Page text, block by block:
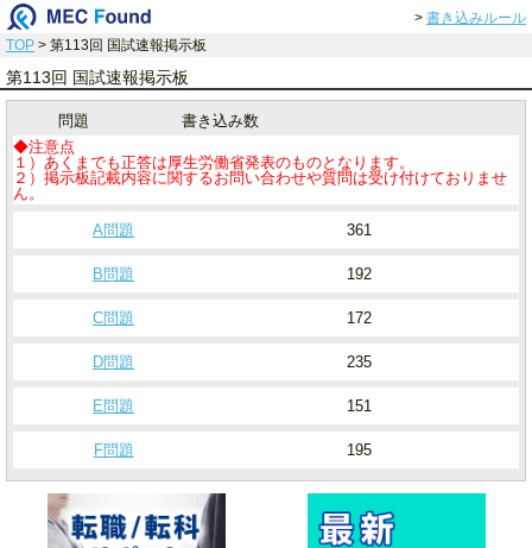
> 書き込みルール
TOP > 第113回 国試速報掲示板
第113回 国試速報掲示板
問題
書き込み数
◆注意点
１）あくまでも正答は厚生労働省発表のものとなります。
２）掲示板記載内容に関するお問い合わせや質問は受け付けておりませ
ん。
A問題 361
B問題 192
C問題 172
D問題 235
E問題 151
F問題 195